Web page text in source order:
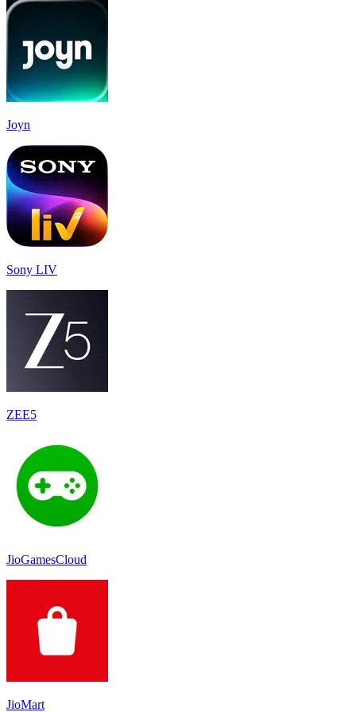
Joyn
Sony LIV
ZEE5
JioGamesCloud
JioMart